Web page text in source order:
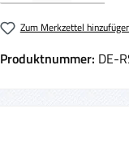
Zum Merkzettel
Produktnummer: DE-